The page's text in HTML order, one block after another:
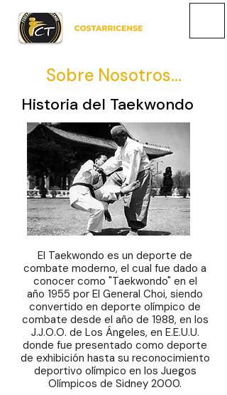
Sobre Nosotros...
Historia del Taekwondo
El Taekwondo es un deporte de
combate moderno, el cual fue dado a
conocer como "Taekwondo" en el
año 1955 por El General Choi, siendo
convertido en deporte olímpico de
combate desde el año de 1988, en los
J.J.O.O. de Los Ángeles, en E.E.U.U.
donde fue presentado como deporte
de exhibición hasta su reconocimiento
deportivo olímpico en los Juegos
Olímpicos de Sidney 2000.